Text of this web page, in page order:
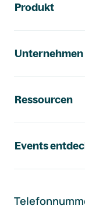
Produkt
Unternehmen
Ressourcen
Events